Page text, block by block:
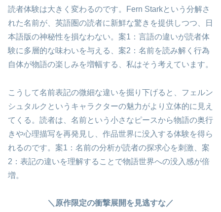
読者体験は大きく変わるのです。Fern Starkという分解さ
れた名前が、英語圏の読者に新鮮な驚きを提供しつつ、日
本語版の神秘性を損なわない。案1：言語の違いが読者体
験に多層的な味わいを与える、案2：名前を読み解く行為
自体が物語の楽しみを増幅する、私はそう考えています。
こうして名前表記の微細な違いを掘り下げると、フェルン
シュタルクというキャラクターの魅力がより立体的に見え
てくる。読者は、名前という小さなピースから物語の奥行
きや心理描写を再発見し、作品世界に没入する体験を得ら
れるのです。案1：名前の分析が読者の探求心を刺激、案
2：表記の違いを理解することで物語世界への没入感が倍
増。
＼原作限定の衝撃展開を見逃すな／